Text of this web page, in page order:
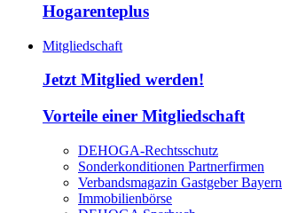
Hogarenteplus
Mitgliedschaft
Jetzt Mitglied werden!
Vorteile einer Mitgliedschaft
DEHOGA-Rechtsschutz
Sonderkonditionen Partnerfirmen
Verbandsmagazin Gastgeber Bayern
Immobilienbörse